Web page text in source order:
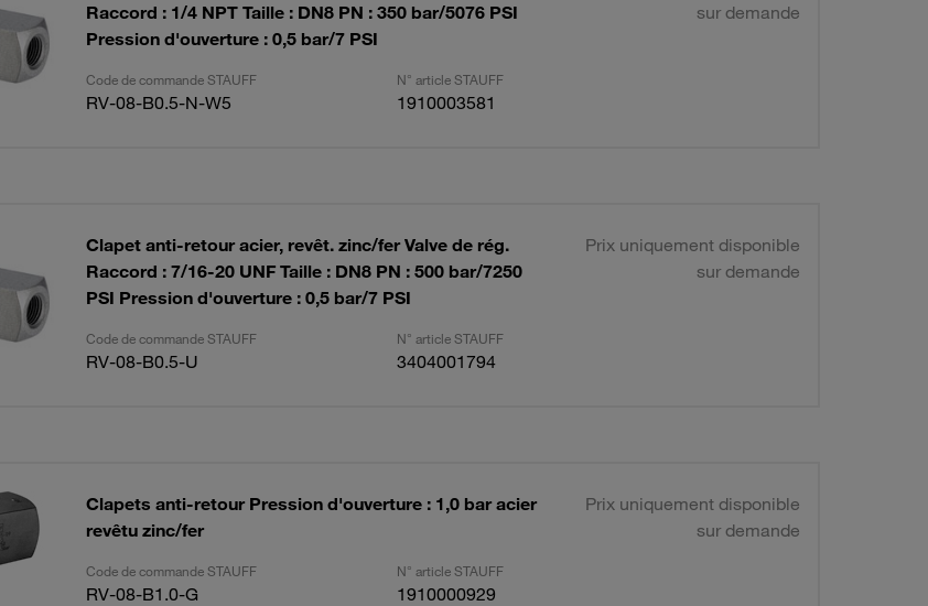
Raccord : 1/4 NPT Taille : DN8 PN : 350 bar/5076 PSI
Pression d'ouverture : 0,5 bar/7 PSI
sur demande
Code de commande STAUFF N° article STAUFF
RV-08-B0.5-N-W5 1910003581
Clapet anti-retour acier, revêt. zinc/fer Valve de rég.
Raccord : 7/16-20 UNF Taille : DN8 PN : 500 bar/7250
PSI Pression d'ouverture : 0,5 bar/7 PSI
Prix uniquement disponible
sur demande
Code de commande STAUFF N° article STAUFF
RV-08-B0.5-U 3404001794
Clapets anti-retour Pression d'ouverture : 1,0 bar acier
revêtu zinc/fer
Prix uniquement disponible
sur demande
Code de commande STAUFF N° article STAUFF
RV-08-B1.0-G 1910000929